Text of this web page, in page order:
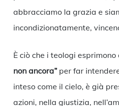
abbracciamo la grazia e
incondizionatamente,
È ciò che i teologi esprimono
non ancora”per far
inteso come il cielo, è già
azioni, nella giustizia,